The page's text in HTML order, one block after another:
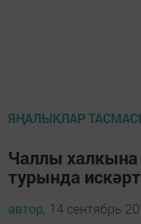
ЯҢАЛЫКЛАР
Чаллы
турында
автор, 14 сентябрь